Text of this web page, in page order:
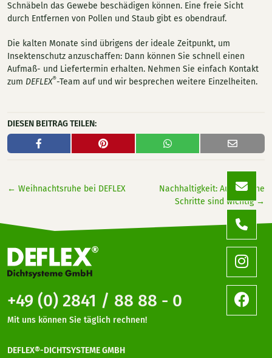
Schnäbeln das Gewebe beschädigen können. Eine freie Sicht
durch Entfernen von Pollen und Staub gibt es obendrauf.
Die kalten Monate sind übrigens der ideale Zeitpunkt, um
Insektenschutz anzuschaffen: Dann können Sie schnell einen
Aufmaß- und Liefertermin erhalten. Nehmen Sie einfach Kontakt
zum DEFLEX®-Team auf und wir besprechen weitere Einzelheiten.
DIESEN BEITRAG TEILEN:
← Weihnachtsruhe bei DEFLEX
Nachhaltigkeit: Auch kleine
Schritte sind wichtig→
+49 (0) 2841 / 88 88 - 0
Mit uns können Sie täglich rechnen!
DEFLEX®-DICHTSYSTEME GMBH